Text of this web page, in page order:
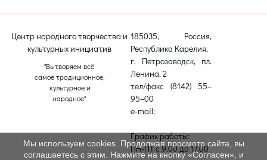
Центр народного творчества и
культурных инициатив
"Вытворяем всё
самое традиционное,
культурное и
народное"
185035, Россия,
Республика Карелия,
г. Петрозаводск, пл.
Ленина, 2
тел/факс (8142) 55–
95–00
e-mail:
График работы:
ПН-ПТ с 9.00 до 17.00
Мы используем cookies. Продолжая просмотр сайта, вы
соглашаетесь с этим. Нажмите на кнопку «Согласен», и